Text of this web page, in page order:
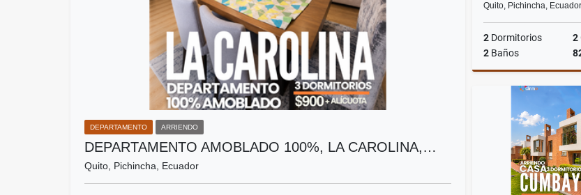
DEPARTAMENTO ARRIENDO
DEPARTAMENTO AMOBLADO 100%, LA CAROLINA,…
Quito, Pichincha, Ecuador
Quito, Pichincha, Ecuador
2 Dormitorios 2
2 Baños